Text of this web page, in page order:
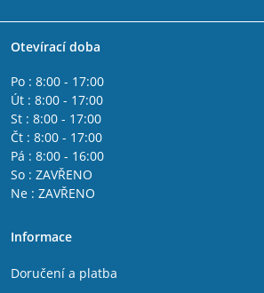
Otevírací doba
Po : 8:00 - 17:00
Út : 8:00 - 17:00
St : 8:00 - 17:00
Čt : 8:00 - 17:00
Pá : 8:00 - 16:00
So : ZAVŘENO
Ne : ZAVŘENO
Informace
Doručení a platba